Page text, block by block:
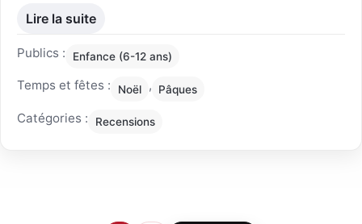
Lire la suite
Publics : Enfance (6-12 ans)
Temps et fêtes : Noël , Pâques
Catégories : Recensions